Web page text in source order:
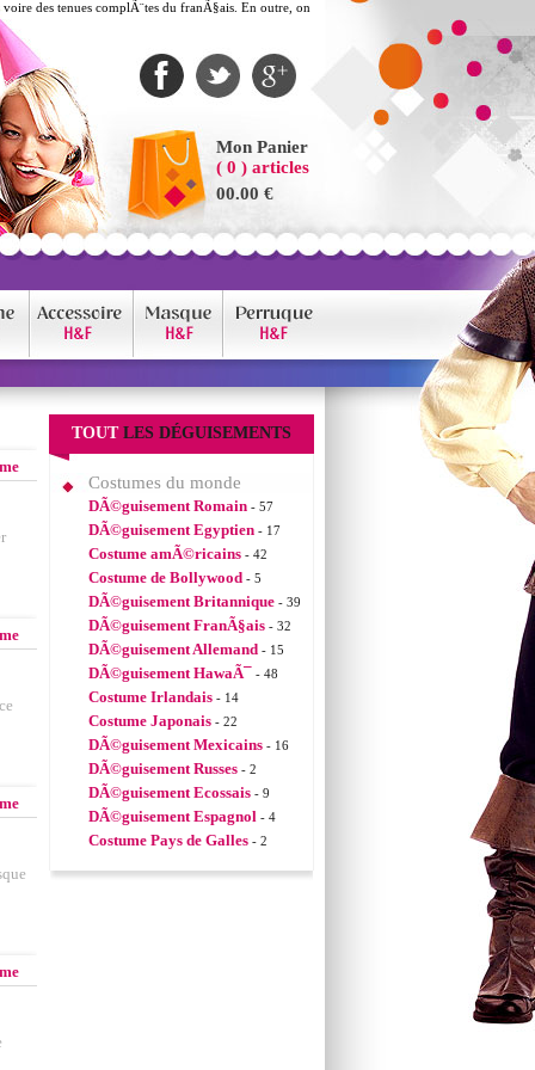
des tenues complÃ¨tes du franÃ§ais. En outre, on
Mon Panier
( 0 ) articles
00.00 €
TOUT LES DÉGUISEMENTS
Costumes du monde
DÃ©guisement Romain - 57
DÃ©guisement Egyptien - 17
Costume amÃ©ricains - 42
Costume de Bollywood - 5
DÃ©guisement Britannique - 39
DÃ©guisement FranÃ§ais - 32
DÃ©guisement Allemand - 15
DÃ©guisement HawaÃ¯ - 48
Costume Irlandais - 14
Costume Japonais - 22
DÃ©guisement Mexicains - 16
DÃ©guisement Russes - 2
DÃ©guisement Ecossais - 9
DÃ©guisement Espagnol - 4
Costume Pays de Galles - 2